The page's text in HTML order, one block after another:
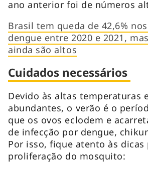
ano anterior foi de números
Brasil tem queda de 42,6%
dengue entre 2020 e 2021,
ainda são altos
Cuidados necessários
Devido às altas temperaturas
abundantes, o verão é o
que os ovos eclodem e
de infecção por dengue,
Por isso, fique atento às dicas
proliferação do mosquito: